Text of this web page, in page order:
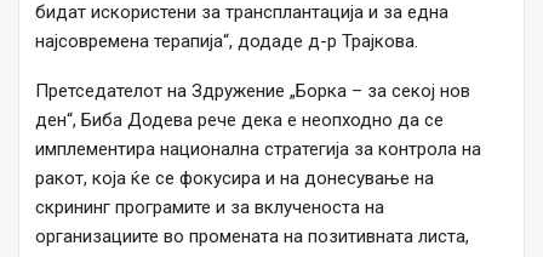
бидат искористени за трансплантација и за една
најсовремена терапија“, додаде д-р Трајкова.
Претседателот на Здружение „Борка – за секој нов
ден“, Биба Додева рече дека е неопходно да се
имплементира национална стратегија за контрола на
ракот, која ќе се фокусира и на донесување на
скрининг програмите и за вклученоста на
организациите во промената на позитивната листа,